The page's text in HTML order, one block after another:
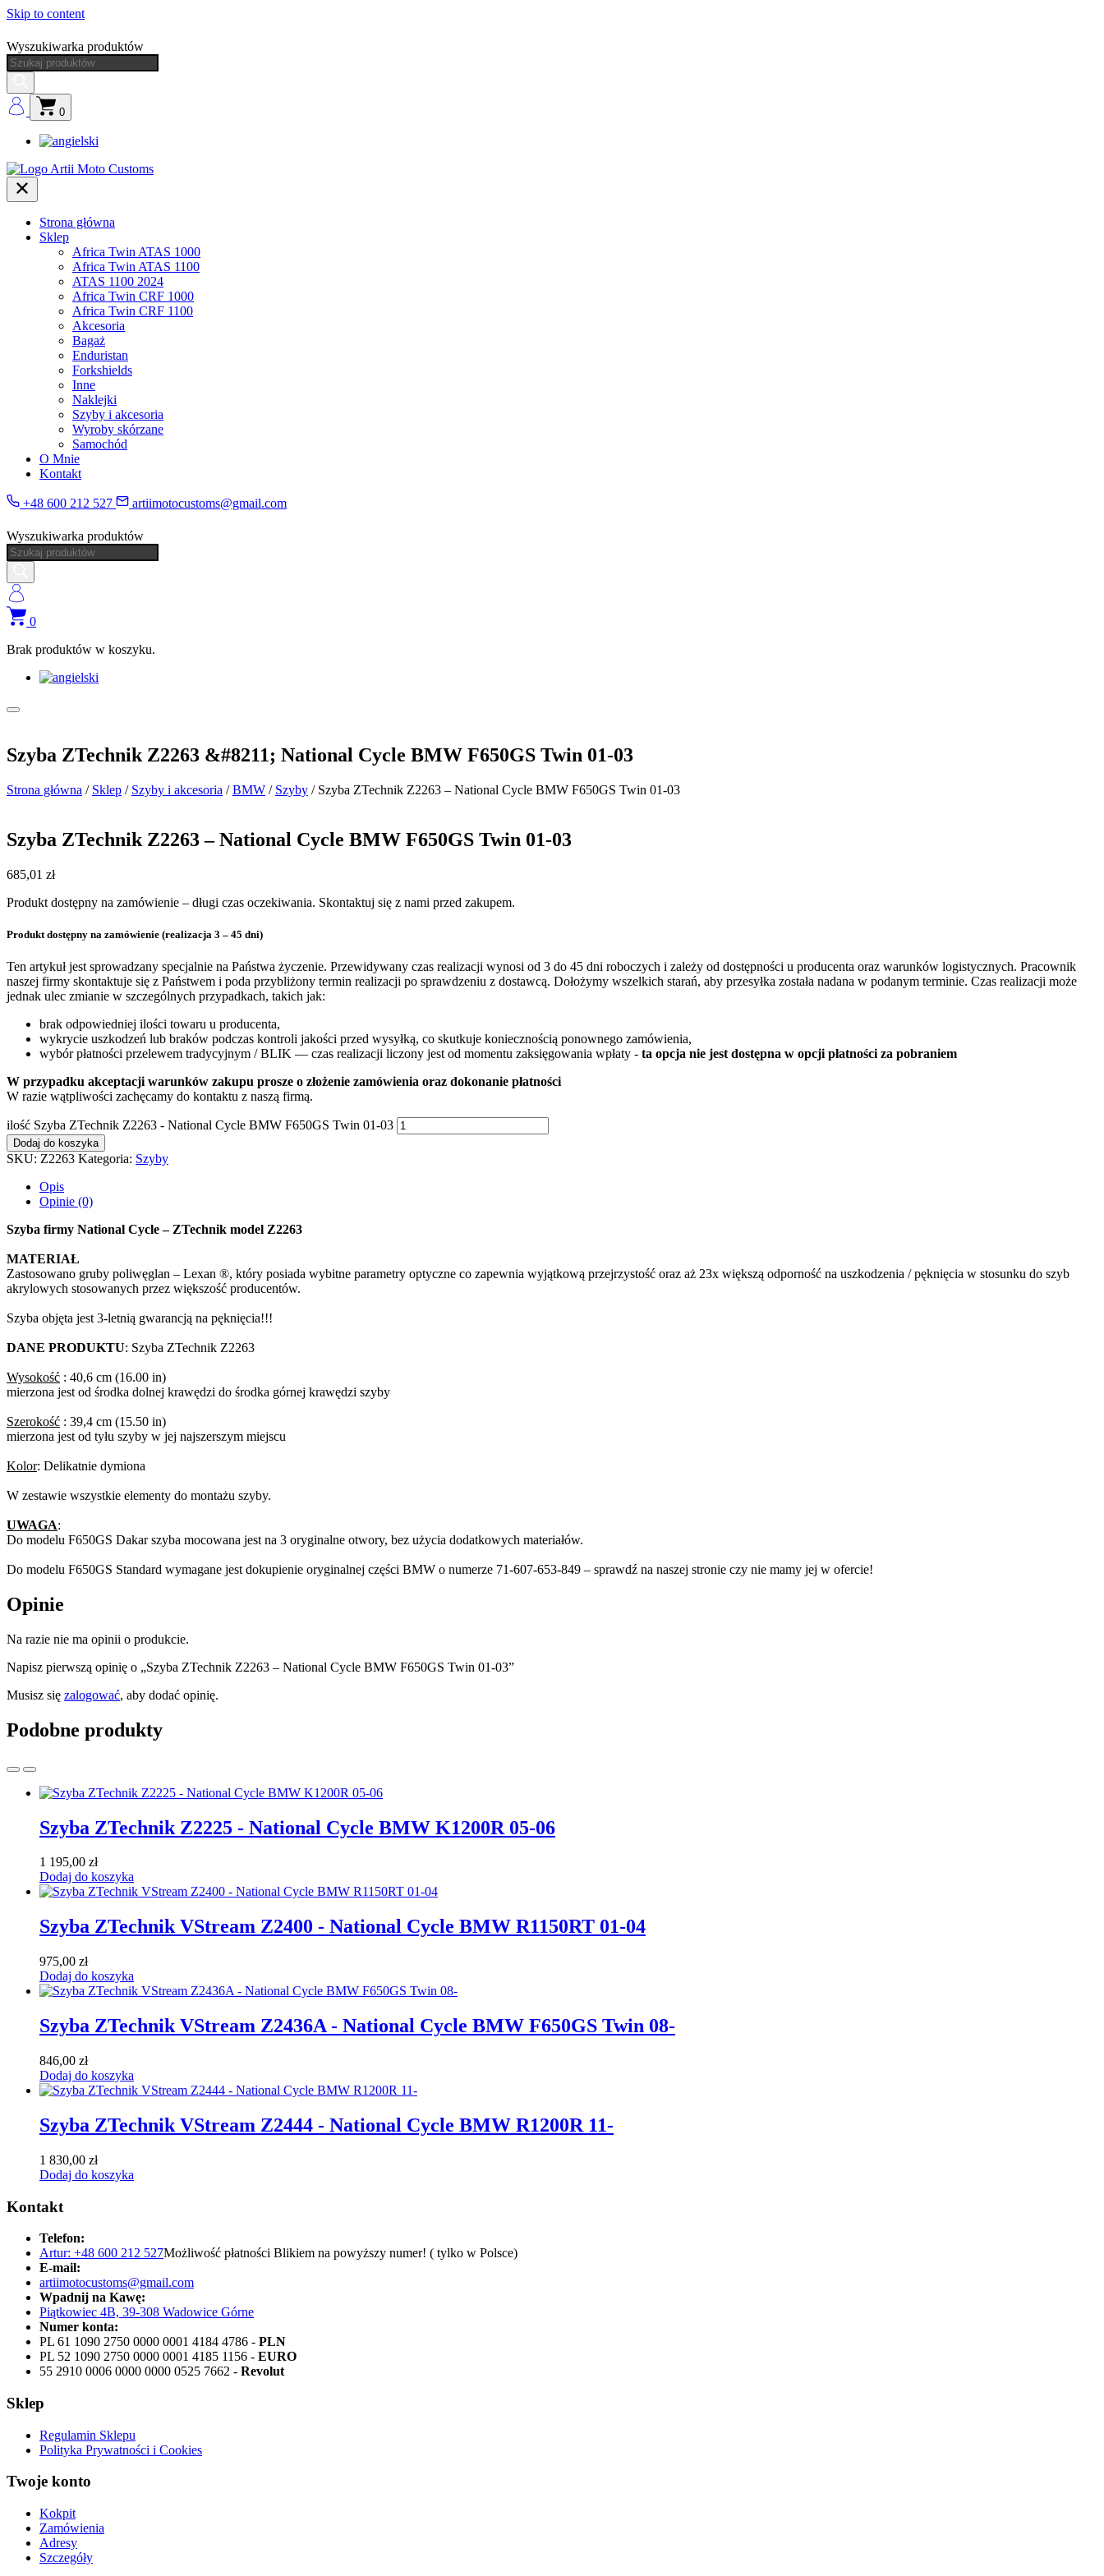
Skip to content
Wyszukiwarka produktów
0
Strona główna
Sklep
Africa Twin ATAS 1000
Africa Twin ATAS 1100
ATAS 1100 2024
Africa Twin CRF 1000
Africa Twin CRF 1100
Akcesoria
Bagaż
Enduristan
Forkshields
Inne
Naklejki
Szyby i akcesoria
Wyroby skórzane
Samochód
O Mnie
Kontakt
+48 600 212 527 artiimotocustoms@gmail.com
Wyszukiwarka produktów
0
Brak produktów w koszyku.
Szyba ZTechnik Z2263 &#8211; National Cycle BMW F650GS Twin 01-03
Strona główna / Sklep / Szyby i akcesoria /BMW / Szyby / Szyba ZTechnik Z2263 – National Cycle BMW F650GS Twin 01-03
Szyba ZTechnik Z2263 – National Cycle BMW F650GS Twin 01-03
685,01 zł
Produkt dostępny na zamówienie – długi czas oczekiwania. Skontaktuj się z nami przed zakupem.
Produkt dostępny na zamówienie (realizacja 3 – 45 dni)
Ten artykuł jest sprowadzany specjalnie na Państwa życzenie. Przewidywany czas realizacji wynosi od 3 do 45 dni roboczych i zależy od dostępności u producenta oraz warunków logistycznych. Pracownik
naszej firmy skontaktuje się z Państwem i poda przybliżony termin realizacji po sprawdzeniu z dostawcą. Dołożymy wszelkich starań, aby przesyłka została nadana w podanym terminie. Czas realizacji może
jednak ulec zmianie w szczególnych przypadkach, takich jak:
brak odpowiedniej ilości towaru u producenta,
wykrycie uszkodzeń lub braków podczas kontroli jakości przed wysyłką, co skutkuje koniecznością ponownego zamówienia,
wybór płatności przelewem tradycyjnym / BLIK — czas realizacji liczony jest od momentu zaksięgowania wpłaty - ta opcja nie jest dostępna w opcji płatności za pobraniem
W przypadku akceptacji warunków zakupu prosze o złożenie zamówienia oraz dokonanie płatności
W razie wątpliwości zachęcamy do kontaktu z naszą firmą.
ilość Szyba ZTechnik Z2263 - National Cycle BMW F650GS Twin 01-03
Dodaj do koszyka
SKU: Z2263 Kategoria: Szyby
Opis
Opinie (0)
Szyba firmy National Cycle – ZTechnik model Z2263
MATERIAŁ
Zastosowano gruby poliwęglan – Lexan ®, który posiada wybitne parametry optyczne co zapewnia wyjątkową przejrzystość oraz aż 23x większą odporność na uszkodzenia / pęknięcia w stosunku do szyb
akrylowych stosowanych przez większość producentów.
Szyba objęta jest 3-letnią gwarancją na pęknięcia!!!
DANE PRODUKTU: Szyba ZTechnik Z2263
Wysokość : 40,6 cm (16.00 in)
mierzona jest od środka dolnej krawędzi do środka górnej krawędzi szyby
Szerokość : 39,4 cm (15.50 in)
mierzona jest od tyłu szyby w jej najszerszym miejscu
Kolor: Delikatnie dymiona
W zestawie wszystkie elementy do montażu szyby.
UWAGA:
Do modelu F650GS Dakar szyba mocowana jest na 3 oryginalne otwory, bez użycia dodatkowych materiałów.
Do modelu F650GS Standard wymagane jest dokupienie oryginalnej części BMW o numerze 71-607-653-849 – sprawdź na naszej stronie czy nie mamy jej w ofercie!
Opinie
Na razie nie ma opinii o produkcie.
Napisz pierwszą opinię o „Szyba ZTechnik Z2263 – National Cycle BMW F650GS Twin 01-03”
Musisz się zalogować, aby dodać opinię.
Podobne produkty
Szyba ZTechnik Z2225 - National Cycle BMW K1200R 05-06
1 195,00 zł
Dodaj do koszyka
Szyba ZTechnik VStream Z2400 - National Cycle BMW R1150RT 01-04
975,00 zł
Dodaj do koszyka
Szyba ZTechnik VStream Z2436A - National Cycle BMW F650GS Twin 08-
846,00 zł
Dodaj do koszyka
Szyba ZTechnik VStream Z2444 - National Cycle BMW R1200R 11-
1 830,00 zł
Dodaj do koszyka
Kontakt
Telefon:
Artur: +48 600 212 527Możliwość płatności Blikiem na powyższy numer! ( tylko w Polsce)
E-mail:
artiimotocustoms@gmail.com
Wpadnij na Kawę:
Piątkowiec 4B, 39-308 Wadowice Górne
Numer konta:
PL 61 1090 2750 0000 0001 4184 4786 - PLN
PL 52 1090 2750 0000 0001 4185 1156 - EURO
55 2910 0006 0000 0000 0525 7662 - Revolut
Sklep
Regulamin Sklepu
Polityka Prywatności i Cookies
Twoje konto
Kokpit
Zamówienia
Adresy
Szczegóły